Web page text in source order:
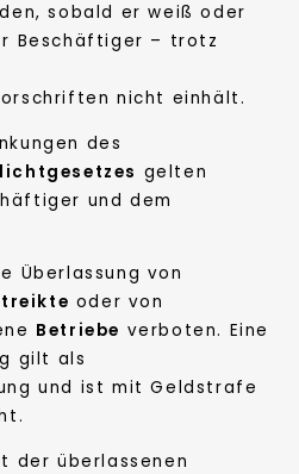
sobald er weiß oder
Beschäftiger – trotz
nicht einhält.
des
gelten
und dem
Überlassung von
oder von
Betriebe verboten. Eine
gilt als
und ist mit Geldstrafe
der überlassenen